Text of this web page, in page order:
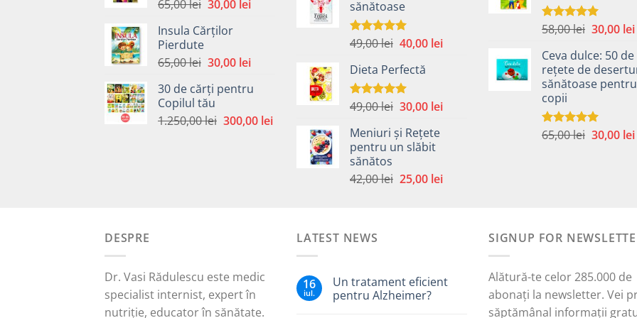
65,00lei Prețul
a
65,00 lei.
30,00 leiPrețul
Insula Cărților
Pierdute
65,00lei Prețul
a
fost:
65,00 lei.
30,00 leiPrețul
este:
30 de cărți pentru
Copilul tău
1.250,00lei Prețul
300,00 leiPrețul
300,00 lei.
fost:
59,00 lei.
sănătoase
Evaluat la
49,00lei Prețul
a
fost:
49,00 lei.
40,00 leiPrețul
Dieta Perfectă
Evaluat la
49,00lei Prețul
a
fost:
30,00 leiPrețul
Meniuri și Rețete
pentru un slăbit
sănătos
42,00lei Prețul
25,00 leiPrețul
49,00 lei.
Evaluat la
58,00lei Prețul
a
fost:
58,00 lei.
30,00 lei
Ceva dulce: 50 de
rețete de
sănătoase pentru
copii
Evaluat la
65,00lei Prețul
30,00 lei
DESPRE
Dr. Vasi Rădulescu este medic
specialist internist, expert în
nutriție, educator în sănătate.
LATEST NEWS
16
iul.
Un tratament eficient
pentru Alzheimer?
SIGNUP FOR
Alătură-te celor 285.000 de
abonați la newsletter. Vei
săptămânal informații